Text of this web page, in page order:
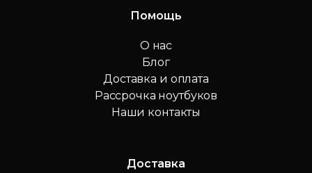
Помощь
О нас
Блог
Доставка и оплата
Рассрочка ноутбуков
Наши контакты
Доставка